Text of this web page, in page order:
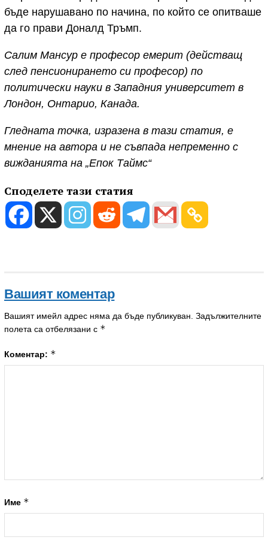
бъде нарушавано по начина, по който се опитваше
да го прави Доналд Тръмп.
Салим Мансур е професор емерит (действащ
след пенсионирането си професор) по
политически науки в Западния университет в
Лондон, Онтарио, Канада.
Гледната точка, изразена в тази статия, е
мнение на автора и не съвпада непременно с
вижданията на „Епок Таймс“
Споделете тази статия
Вашият коментар
Вашият имейл адрес няма да бъде публикуван. Задължителните
полета са отбелязани с *
Коментар: *
Име *